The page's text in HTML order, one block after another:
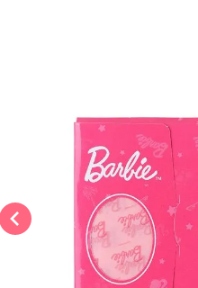
tomatodo
harry potter
kuromi
peluche
stitch